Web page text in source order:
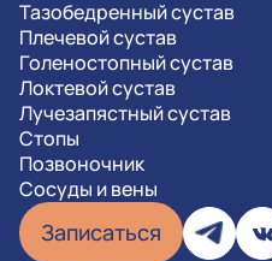
Тазобедренный сустав
Плечевой сустав
Голеностопный сустав
Локтевой сустав
Лучезапястный сустав
Стопы
Позвоночник
Сосуды и вены
Записаться